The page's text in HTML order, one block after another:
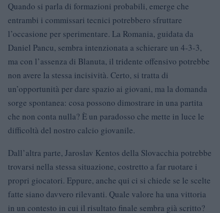
Quando si parla di formazioni probabili, emerge che
entrambi i commissari tecnici potrebbero sfruttare
l’occasione per sperimentare. La Romania, guidata da
Daniel Pancu, sembra intenzionata a schierare un 4-3-3,
ma con l’assenza di Blanuta, il tridente offensivo potrebbe
non avere la stessa incisività. Certo, si tratta di
un’opportunità per dare spazio ai giovani, ma la domanda
sorge spontanea: cosa possono dimostrare in una partita
che non conta nulla? È un paradosso che mette in luce le
difficoltà del nostro calcio giovanile.
Dall’altra parte, Jaroslav Kentos della Slovacchia potrebbe
trovarsi nella stessa situazione, costretto a far ruotare i
propri giocatori. Eppure, anche qui ci si chiede se le scelte
fatte siano davvero rilevanti. Quale valore ha una vittoria
in un contesto in cui il risultato finale sembra già scritto?